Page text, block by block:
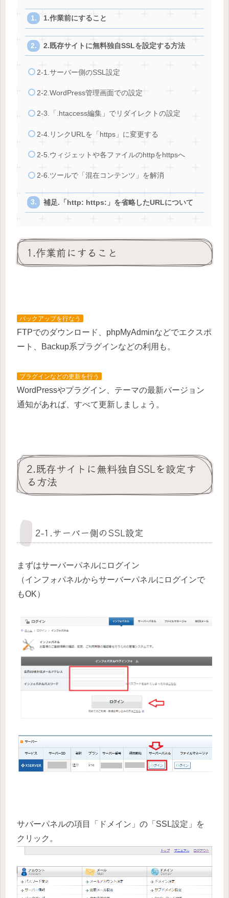
1.作業前にすること
2.既存サイトに無料独自SSLを設定する方法
2-1.サーバー側のSSL設定
2-2.WordPress管理画面での設定
2-3.「.htaccess編集」でリダイレクトの設定
2-4.リンクURLを「https」に変更する
2-5.ウィジェットや各ファイルのhttpをhttpsへ
2-6.ツールで「混在コンテンツ」を解消
補足.「http: https:」を省略したURLについて
1.作業前にすること
バックアップを行なう
FTPでのダウンロード、phpMyAdminなどでエクスポ
ート、Backup系プラグインなどの利用も。
プラグインなどの更新を行う
WordPressやプラグイン、テーマの最新バージョン
通知があれば、すべて更新しましょう。
2.既存サイトに無料独自SSLを設定す
る方法
2-1.サーバー側のSSL設定
まずはサーバーパネルにログイン
（インフォパネルからサーバーパネルにログインで
もOK）
サバーパネルの項目「ドメイン」の「SSL設定」を
クリック。